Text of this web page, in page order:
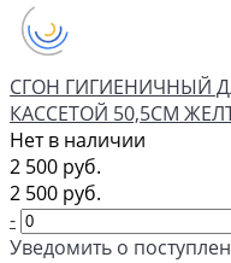
СГОН ГИГИЕНИЧНЫЙ
КАССЕТОЙ 50,5СМ
Нет в наличии
2 500 руб.
2 500 руб.
-
Уведомить о